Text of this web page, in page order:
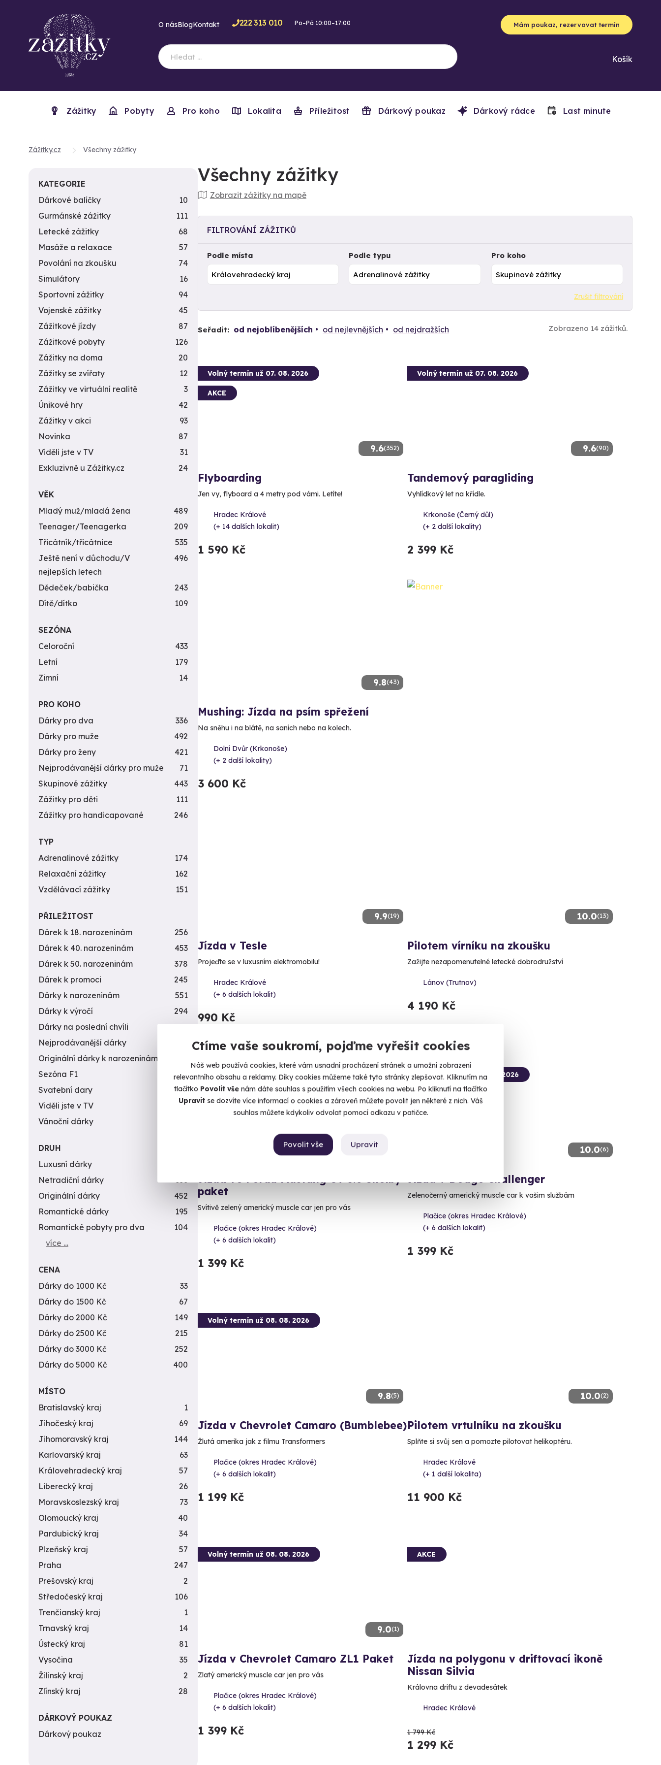
Ctíme vaše soukromí, pojďme vyřešit cookies
Náš web používá cookies, které vám usnadní procházení stránek a umožní zobrazení
relevantního obsahu a reklamy. Díky cookies můžeme také tyto stránky zlepšovat. Kliknutím na
tlačítko Povolit vše nám dáte souhlas s použitím všech cookies na webu. Po kliknutí na tlačítko
Upravitse dozvíte více informací o cookies a zároveň můžete povolit jen některé z nich. Váš
souhlas můžete kdykoliv odvolat pomocí odkazu v patičce.
Upravit
Povolit vše
O násBlogKontakt 222 313 010 Po–Pá 10:00–17:00 Mám poukaz, rezervovat termín
Košík
Zážitky Pobyty Pro koho Lokalita Příležitost Dárkový poukaz Dárkový rádce Last minute
Zážitky.cz Všechny zážitky
Všechny zážitky
Zobrazit zážitky na mapě
FILTROVÁNÍ ZÁŽITKŮ
Podle místa Podle typu Pro koho
Zrušit filtrování
Seřadit: od nejoblíbenějších od nejlevnějších od nejdražších Zobrazeno 14 zážitků.
9.6(352)
Volný termín už 07. 08. 2026
AKCE
Flyboarding
Jen vy, flyboard a 4 metry pod vámi. Letíte!
Hradec Králové
(+ 14 dalších lokalit)
1 590 Kč
9.6(90)
Volný termín už 07. 08. 2026
Tandemový paragliding
Vyhlídkový let na křídle.
Krkonoše (Černý důl)
(+ 2 další lokality)
2 399 Kč
9.8(43)
Mushing: Jízda na psím spřežení
Na sněhu i na blátě, na saních nebo na kolech.
Dolní Dvůr (Krkonoše)
(+ 2 další lokality)
3 600 Kč
9.9(19)
Jízda v Tesle
Projeďte se v luxusním elektromobilu!
Hradec Králové
(+ 6 dalších lokalit)
990 Kč
10.0(13)
Pilotem vírníku na zkoušku
Zažijte nezapomenutelné letecké dobrodružství
Lánov (Trutnov)
4 190 Kč
9.6
Volný termín už 08. 08. 2026
paket
Svítivě zelený americký muscle car jen pro vás
Plačice (okres Hradec Králové)
(+ 6 dalších lokalit)
1 399 Kč
10.0(6)
Volný termín už 08. 08. 2026
Jízda v Dodge Challenger
Zelenočerný americký muscle car k vašim službám
Plačice (okres Hradec Králové)
(+ 6 dalších lokalit)
1 399 Kč
9.8(5)
Volný termín už 08. 08. 2026
Jízda v Chevrolet Camaro (Bumblebee)
Žlutá amerika jak z filmu Transformers
Plačice (okres Hradec Králové)
(+ 6 dalších lokalit)
1 199 Kč
10.0(2)
Pilotem vrtulníku na zkoušku
Splňte si svůj sen a pomozte pilotovat helikoptéru.
Hradec Králové
(+ 1 další lokalita)
11 900 Kč
9.0(1)
Volný termín už 08. 08. 2026
Jízda v Chevrolet Camaro ZL1 Paket
Zlatý americký muscle car jen pro vás
Plačice (okres Hradec Králové)
(+ 6 dalších lokalit)
1 399 Kč
AKCE
Jízda na polygonu v driftovací ikoně
Nissan Silvia
Královna driftu z devadesátek
Hradec Králové
1 799 Kč
1 299 Kč
KATEGORIE
Dárkové balíčky
10
Gurmánské zážitky
111
Letecké zážitky
68
Masáže a relaxace
57
Povolání na zkoušku
74
Simulátory
16
Sportovní zážitky
94
Vojenské zážitky
45
Zážitkové jízdy
87
Zážitkové pobyty
126
Zážitky na doma
20
Zážitky se zvířaty
12
Zážitky ve virtuální realitě
3
Únikové hry
42
Zážitky v akci
93
Novinka
87
Viděli jste v TV
31
Exkluzivně u Zážitky.cz
24
VĚK
Mladý muž/mladá žena
489
Teenager/Teenagerka
209
Třicátník/třicátnice
535
Ještě není v důchodu/V
nejlepších letech
496
Dědeček/babička
243
Dítě/dítko
109
SEZÓNA
Celoroční
433
Letní
179
Zimní
14
PRO KOHO
Dárky pro dva
336
Dárky pro muže
492
Dárky pro ženy
421
Nejprodávanější dárky pro muže
71
Skupinové zážitky
443
Zážitky pro děti
111
Zážitky pro handicapované
246
TYP
Adrenalinové zážitky
174
Relaxační zážitky
162
Vzdělávací zážitky
151
PŘILEŽITOST
Dárek k 18. narozeninám
256
Dárek k 40. narozeninám
453
Dárek k 50. narozeninám
378
Dárek k promoci
245
Dárky k narozeninám
551
Dárky k výročí
294
Dárky na poslední chvíli
450
Nejprodávanější dárky
Originální dárky k narozeninám
Sezóna F1
4
Svatební dary
196
Viděli jste v TV
31
Vánoční dárky
DRUH
Luxusní dárky
Netradiční dárky
353
Originální dárky
452
Romantické dárky
195
Romantické pobyty pro dva
104
více …
CENA
Dárky do 1000 Kč
33
Dárky do 1500 Kč
67
Dárky do 2000 Kč
149
Dárky do 2500 Kč
215
Dárky do 3000 Kč
252
Dárky do 5000 Kč
400
MÍSTO
Bratislavský kraj
1
Jihočeský kraj
69
Jihomoravský kraj
144
Karlovarský kraj
63
Královehradecký kraj
57
Liberecký kraj
26
Moravskoslezský kraj
73
Olomoucký kraj
40
Pardubický kraj
34
Plzeňský kraj
57
Praha
247
Prešovský kraj
2
Středočeský kraj
106
Trenčianský kraj
1
Trnavský kraj
14
Ústecký kraj
81
Vysočina
35
Žilinský kraj
2
Zlínský kraj
28
DÁRKOVÝ POUKAZ
Dárkový poukaz